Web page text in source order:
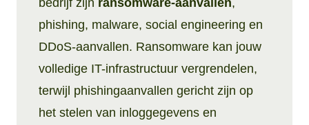
bedrijf zijn ransomware-aanvallen,
phishing, malware, social engineering en
DDoS-aanvallen. Ransomware kan jouw
volledige IT-infrastructuur vergrendelen,
terwijl phishingaanvallen gericht zijn op
het stelen van inloggegevens en